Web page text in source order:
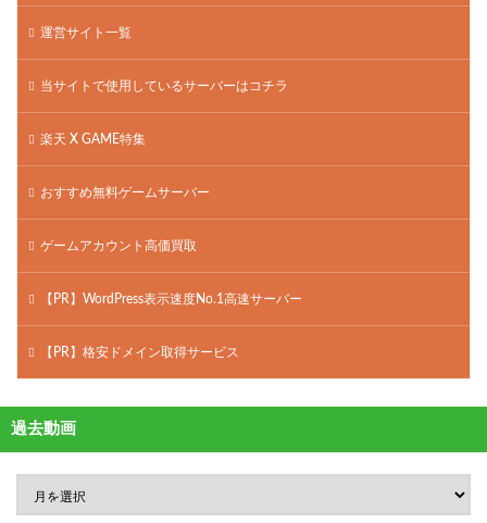
運営サイト一覧
当サイトで使用しているサーバーはコチラ
楽天 X GAME特集
おすすめ無料ゲームサーバー
ゲームアカウント高価買取
【PR】WordPress表示速度No.1高速サーバー
【PR】格安ドメイン取得サービス
過去動画